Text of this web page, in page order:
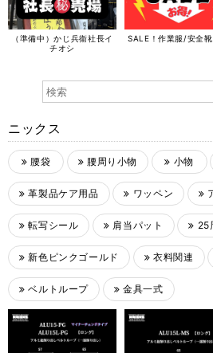
（準備中）かじ兵衞社長イ
チオシ
SALE！作業服/安全
ニックス
腰袋 腰周り小物 小物
革製品ケア用品 ワッペン
転写シール 肩当パット 25
新色ピンクゴールド 衣料関連
ベルトループ 金具一式